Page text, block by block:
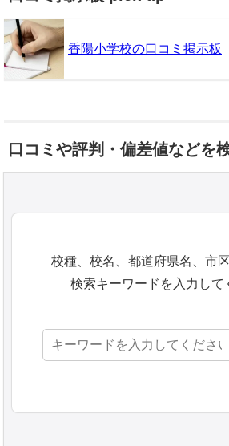
香陽小学校の口コミ掲示板
口コミや評判・偏差値などを
校種、校名、都道府県名、市
検索キーワードを入力して
検